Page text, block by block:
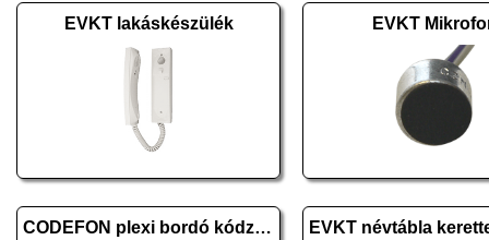
EVKT lakáskészülék EVKT
CODEFON plexi bordó kódzárhoz